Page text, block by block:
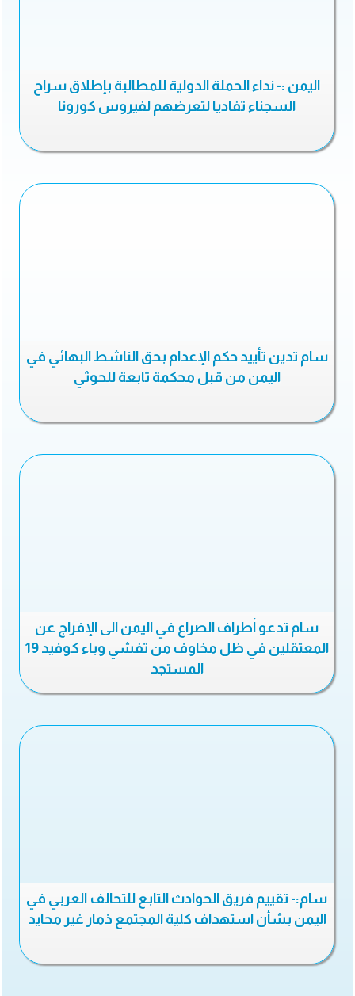
اليمن :- نداء الحملة الدولية للمطالبة بإطلاق سراح
السجناء تفاديا لتعرضهم لفيروس كورونا
سام تدين تأييد حكم الإعدام بحق الناشط البهائي في
اليمن من قبل محكمة تابعة للحوثي
سام تدعو أطراف الصراع في اليمن الى الإفراج عن
المعتقلين في ظل مخاوف من تفشي وباء كوفيد 19
المستجد
سام:- تقييم فريق الحوادث التابع للتحالف العربي في
اليمن بشأن استهداف كلية المجتمع ذمار غير محايد